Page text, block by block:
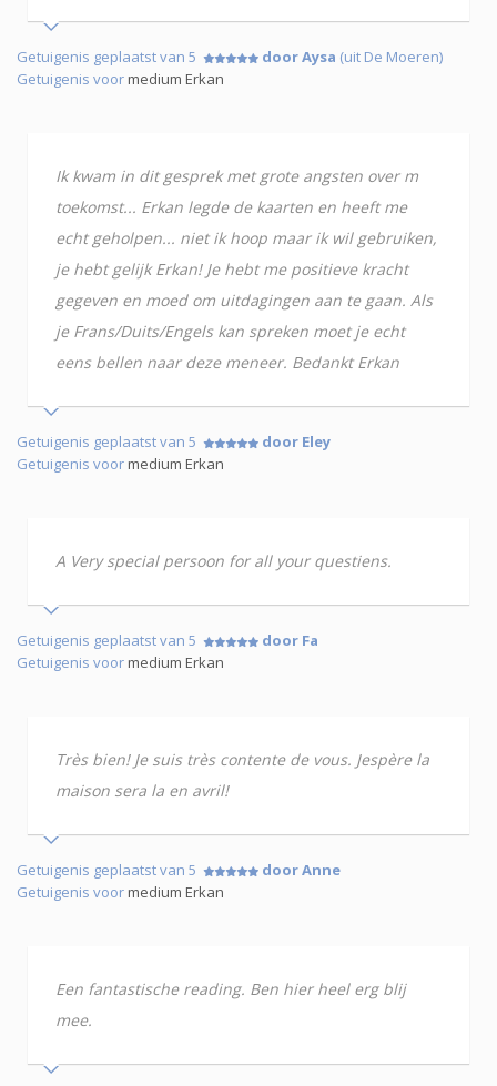
Getuigenis geplaatst van 5 door Aysa (uit De Moeren)
Getuigenis voormedium Erkan
Ik kwam in dit gesprek met grote angsten over m
toekomst... Erkan legde de kaarten en heeft me
echt geholpen... niet ik hoop maar ik wil gebruiken,
je hebt gelijk Erkan! Je hebt me positieve kracht
gegeven en moed om uitdagingen aan te gaan. Als
je Frans/Duits/Engels kan spreken moet je echt
eens bellen naar deze meneer. Bedankt Erkan
Getuigenis geplaatst van 5
door Eley
Getuigenis voormedium Erkan
A Very special persoon for all your questiens.
Getuigenis geplaatst van 5
door Fa
Getuigenis voormedium Erkan
Très bien! Je suis très contente de vous. Jespère la
maison sera la en avril!
Getuigenis geplaatst van 5
door Anne
Getuigenis voormedium Erkan
Een fantastische reading. Ben hier heel erg blij
mee.